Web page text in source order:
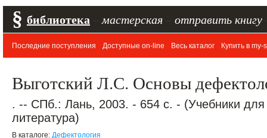
§ библиотека мастерская отправить книгу
Последние поступления Доступные on-line Весь каталог Купить в my-
Выготский Л.С. Основы
. -- СПб.: Лань, 2003. - 654 с. - (Учебники
литература)
В каталоге: Дефектология